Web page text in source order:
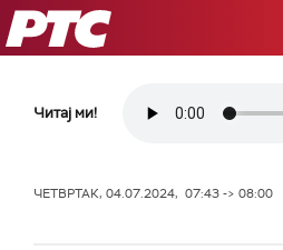
РТС
Читај ми!
ЧЕТВРТАК, 04.07.2024, 07:43 -> 08:00